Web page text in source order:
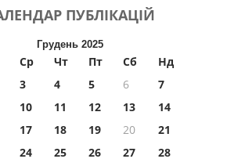
ПУБЛІКАЦІЙ
Грудень 2025
Ср Чт Пт Сб
Нд
3 4 5 6
7
10 11 12 13
14
17 18 19 20
21
24 25 26 27
28